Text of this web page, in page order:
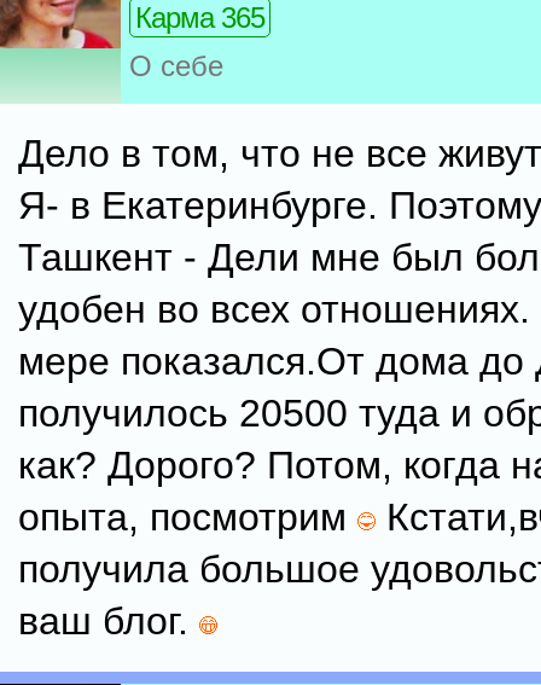
Карма 365
О себе
Дело в том, что не все
Я- в Екатеринбурге.
Ташкент - Дели мне был
удобен во всех
мере показался.От дома до
получилось 20500 туда и
как? Дорого? Потом, когда
опыта, посмотрим
получила большое
ваш блог.